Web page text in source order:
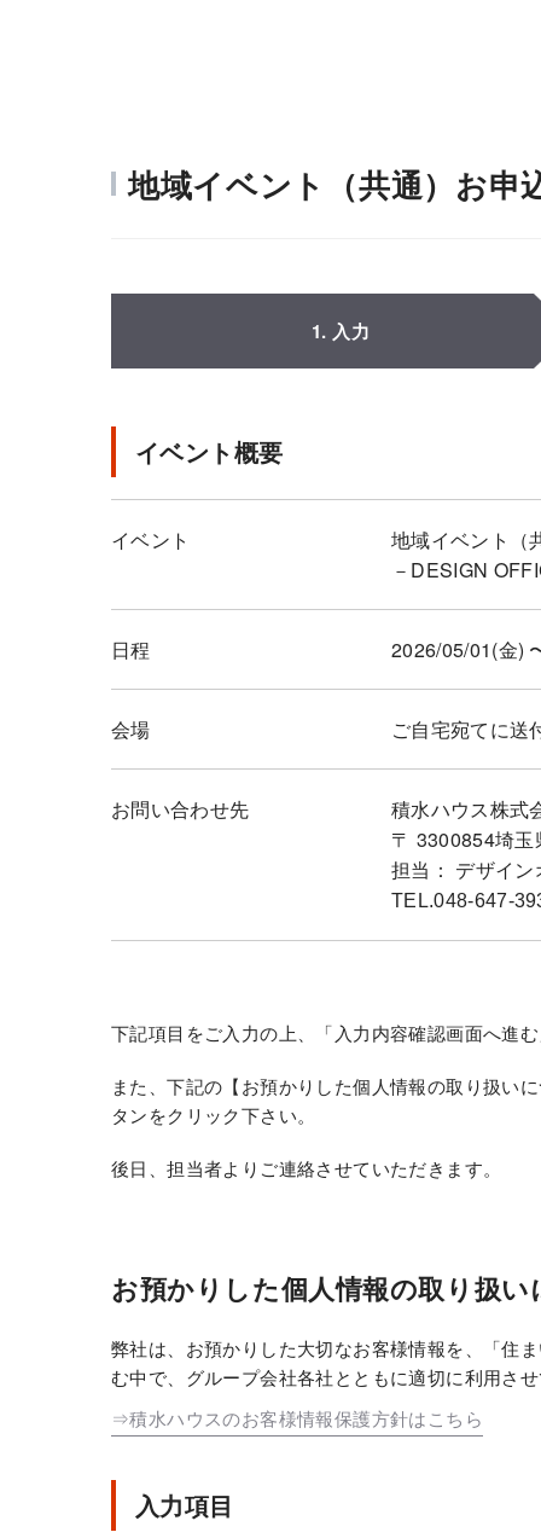
地域イベント（共通）お申
1. 入力
イベント概要
イベント
地域イベント（
－DESIGN
日程 2026/05/01(金)
会場 ご自宅宛てに送
お問い合わせ先
積水ハウス株式
〒 3300854埼
担当： デザイ
TEL.048-647-
下記項目をご入力の上、「入力内容確認画面へ進
また、下記の【お預かりした個人情報の取り扱い
タンをクリック下さい。
後日、担当者よりご連絡させていただきます。
お預かりした個人情報の取り扱
弊社は、お預かりした大切なお客様情報を、「住
む中で、グループ会社各社とともに適切に利用さ
⇒積水ハウスのお客様情報保護方針はこちら
入力項目